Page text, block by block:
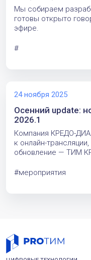
Мы собираем
готовы открыто
эфире.
#
24 ноября 2025
Осенний update:
2026.1
Компания КРЕДО-
к онлайн-
обновление — ТИМ
#мероприятия